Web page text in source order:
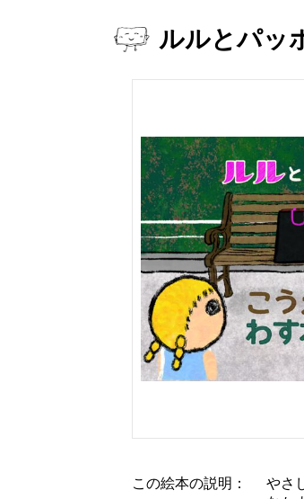
ルルとパッ
この絵本の説明：
やさ